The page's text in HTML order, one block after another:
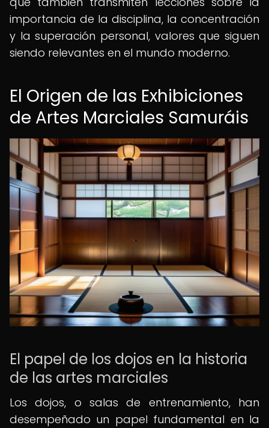
importancia de la disciplina, la concentración
y la superación personal, valores que siguen
siendo relevantes en el mundo moderno.
El Origen de las Exhibiciones
de Artes Marciales Samuráis
El papel de los dojos en la historia
de las artes marciales
Los dojos, o salas de entrenamiento, han
desempeñado un papel fundamental en la